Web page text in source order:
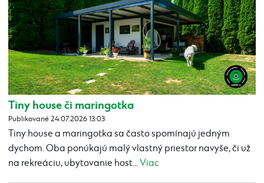
Tiny house či maringotka
Publikované 24.07.2026 13:03
Tiny house a maringotka sa často spomínajú jedným
dychom. Oba ponúkajú malý vlastný priestor navyše, či už
na rekreáciu, ubytovanie host...Viac